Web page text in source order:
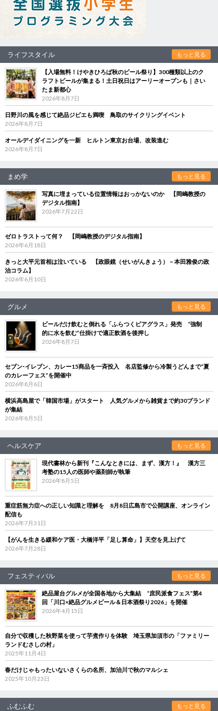
ライフスタイル もっと見る
【入場無料！けやきひろば秋のビール祭り】300種類以上のク
ラフトビールが集まる！土日祝日はアーリーオープンも｜さい
たま新都心
2026年8月7日
日野川の風を感じて絶品ジビエも満喫 鳥取のサイクリングイベント
2026年8月7日
オールデイダイニングを一新 ヒルトン東京お台場、改装進む
2026年8月7日
まめ学 もっと見る
写真に埋まっている位置情報はおっかないのか 【岡嶋教授の
デジタル指南】
2026年7月22日
ゼロトラストって何？ 【岡嶋教授のデジタル指南】
2026年6月18日
きっと大平元首相は泣いている 【政眼鏡（せいがんきょう）－本田雅俊の政
治コラム】
2026年6月10日
グルメ もっと見る
ビールだけ飲むと倒れる「ふらつくビアグラス」発売 “強制
的に水を飲む”仕掛けで適正飲酒を後押し
2026年8月7日
セブン‐イレブン、カレー15商品を一斉投入 名店監修から冷製うどんまで“夏
のカレーフェス”を開催中
2026年8月6日
横浜高島屋で「韓国市場」がスタート 人気グルメから雑貨まで約30ブランド
が集結
2026年8月5日
ヘルスケア もっと見る
現代書林から新刊『こんなときには、まず、漢方！』 漢方三
考塾の15人の医師や薬剤師が執筆
2026年8月5日
重症筋無力症への正しい知識と理解を 8月8日広島市で公開講座、オンライン
配信も
2026年7月31日
【がんを生きる緩和ケア医・大橋洋平「足し算命」】天空を見上げて
2026年7月28日
フェスティバル もっと見る
絶品屋台グルメが全国各地から大集結 “庶民派食フェス”第4
回「川口×絶品グルメビール＆日本酒祭り2026」を開催
2026年4月15日
自分で収穫した秋野菜を使って芋煮作りを体験 埼玉県加須市の「ファミリー
ランドむさしの村」
2025年11月4日
春だけじゃもったいないさくらの名所、加治川で秋のマルシェ
2025年10月23日
ふむふむ もっと見る